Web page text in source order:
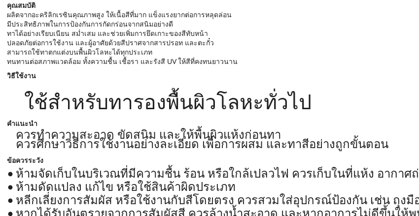
คุณสมบัติ
ผลิตจากอะคริลิกเรซินคุณภาพสูง ให้เนื้อสีที่มาก แข็งแรงยากต่อการหลุดล่อน
มีประสิทธิภาพในการป้องกันการกัดกร่อนจากสนิมอย่างดี
ทาได้อย่างเรียบเนียน สม่ำเสม และช่วยเพิ่มการยึดเกาะของสีทับหน้า
ปลอดภัยต่อการใช้งาน และผู้อาศัยด้วยสีปราศจากสารปรอท และตะกั๋ว
สามารถใช้ทาตกแต่งบนพื้นผิวโลหะได้ทุกประเภท
ทนทานต่อสภาพแวดล้อม ทั้งความชื้น เชื้อรา และรังสี UV ให้สีที่คงทนยาวนาน
วิธีใช้งาน
ใช้สำหรับทารองพื้นผิวโลหะทั่วไป
คำแนะนำ
ควรทำความสะอาด ขัดสนิม และให้พื้นผิวแห้งก่อนทา
ควรศึกษาวิธีการใช้งานอย่างละเอียด เพื่อการผสม และทาสีอย่างถูกขั้นตอน
ข้อควรระวัง
ห้ามจัดเก็บในบริเวณที่มีความชื้น ร้อน หรือใกล้เปลวไฟ ควรเก็บในที่แห้ง อากาศ
ห้ามดัดแปลง แก้ไข หรือใช้สินค้าผิดประเภท
หลีกเลี่ยงการสัมผัส หรือใช้งานกับสีโดยตรง ควรสวมใส่อุปกรณ์ป้องกัน เช่น ถุงมื